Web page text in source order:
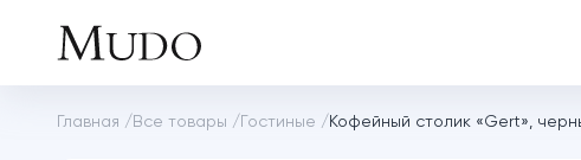
Главная / Все товары / Гостиные / Кофейный столик «Gert»,